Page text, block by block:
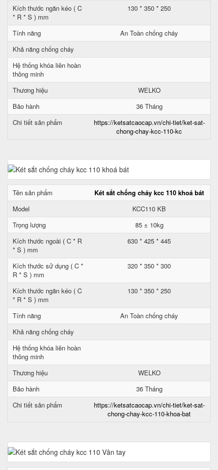
Kích thước ngăn kéo ( C
* R * S ) mm
130 * 350 * 250
Tính năng
An Toàn chống cháy
Khả năng chống cháy
Hệ thống khóa liên hoàn
thông minh
Thương hiệu
WELKO
Bảo hành
36 Tháng
Chi tiết sản phẩm
https://ketsatcaocap.vn/chi-tiet/ket-sat-
chong-chay-kcc-110-kc
Tên sản phẩm
Két sắt chống cháy kcc 110 khoá bát
Model
KCC110 KB
Trọng lượng
85 ± 10kg
Kích thước ngoài ( C * R
* S ) mm
630 * 425 * 445
Kích thước sử dụng ( C *
R * S ) mm
320 * 350 * 300
Kích thước ngăn kéo ( C
* R * S ) mm
130 * 350 * 250
Tính năng
An Toàn chống cháy
Khả năng chống cháy
Hệ thống khóa liên hoàn
thông minh
Thương hiệu
WELKO
Bảo hành
36 Tháng
Chi tiết sản phẩm
https://ketsatcaocap.vn/chi-tiet/ket-sat-
chong-chay-kcc-110-khoa-bat